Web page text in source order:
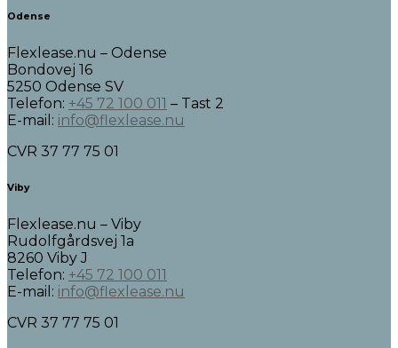
Odense
Flexlease.nu – Odense
Bondovej 16
5250 Odense SV
Telefon: +45 72 100 011 – Tast 2
E-mail: info@flexlease.nu
CVR 37 77 75 01
Viby
Flexlease.nu – Viby
Rudolfgårdsvej 1a
8260 Viby J
Telefon: +45 72 100 011
E-mail: info@flexlease.nu
CVR 37 77 75 01